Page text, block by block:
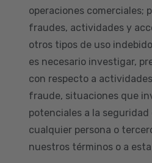
operaciones comerciales;
fraudes, actividades y
otros tipos de uso
es necesario investigar,
con respecto a
fraude, situaciones que
potenciales a la
cualquier persona o
nuestros términos o a